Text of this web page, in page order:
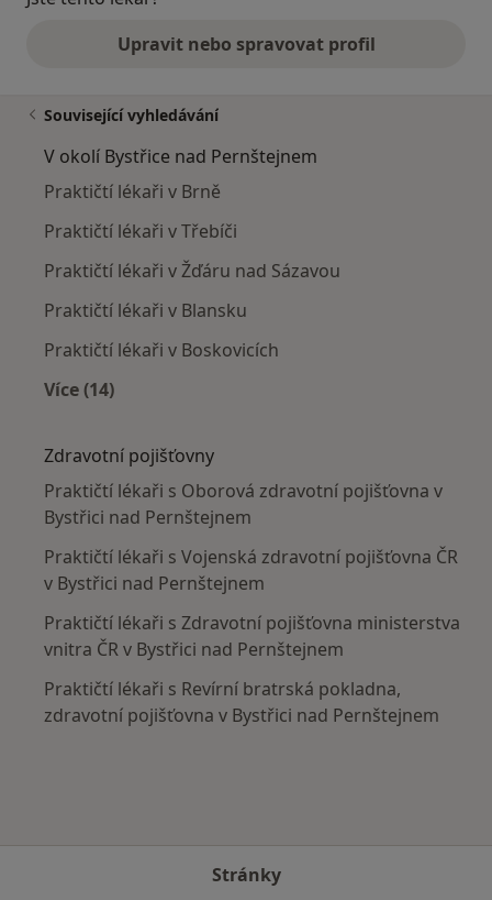
Upravit nebo spravovat profil
Související vyhledávání
V okolí Bystřice nad Pernštejnem
Praktičtí lékaři v Brně
Praktičtí lékaři v Třebíči
Praktičtí lékaři v Žďáru nad Sázavou
Praktičtí lékaři v Blansku
Praktičtí lékaři v Boskovicích
Více (14)
Zdravotní pojišťovny
Praktičtí lékaři s Oborová zdravotní pojišťovna v
Bystřici nad Pernštejnem
Praktičtí lékaři s Vojenská zdravotní pojišťovna ČR
v Bystřici nad Pernštejnem
Praktičtí lékaři s Zdravotní pojišťovna ministerstva
vnitra ČR v Bystřici nad Pernštejnem
Praktičtí lékaři s Revírní bratrská pokladna,
zdravotní pojišťovna v Bystřici nad Pernštejnem
Stránky